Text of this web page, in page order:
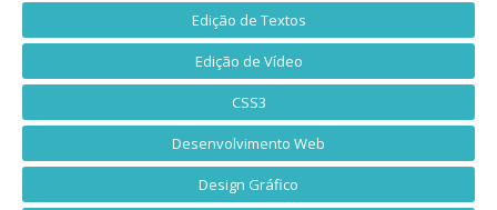
Edição de Textos
Edição de Vídeo
CSS3
Desenvolvimento Web
Design Gráfico